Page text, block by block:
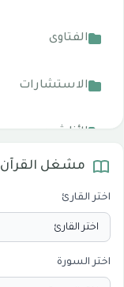
الفتاوى
الاستشارات
الأناشيد
الدروس والخطب
مشغل القرآن
اختر القارئ
اختر السورة